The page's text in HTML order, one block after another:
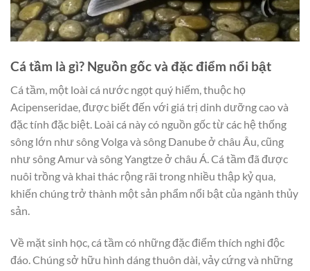
Cá tầm là gì? Nguồn gốc và đặc điểm nổi bật
Cá tầm, một loài cá nước ngọt quý hiếm, thuộc họ
Acipenseridae, được biết đến với giá trị dinh dưỡng cao và
đặc tính đặc biệt. Loài cá này có nguồn gốc từ các hệ thống
sông lớn như sông Volga và sông Danube ở châu Âu, cũng
như sông Amur và sông Yangtze ở châu Á. Cá tầm đã được
nuôi trồng và khai thác rộng rãi trong nhiều thập kỷ qua,
khiến chúng trở thành một sản phẩm nổi bật của ngành thủy
sản.
Về mặt sinh học, cá tầm có những đặc điểm thích nghi độc
đáo. Chúng sở hữu hình dáng thuôn dài, vảy cứng và những